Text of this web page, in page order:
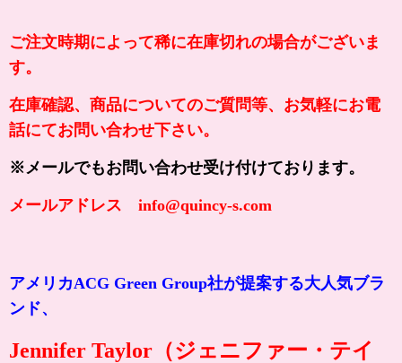
ご注文時期によって稀に在庫切れの場合がございま
す。
在庫確認、商品についてのご質問等、お気軽にお電
話にてお問い合わせ下さい。
※メールでもお問い合わせ受け付けております。
メールアドレス info@quincy-s.com
アメリカACG Green Group社が提案する大人気ブラ
ンド、
Jennifer Taylor（ジェニファー・テイ